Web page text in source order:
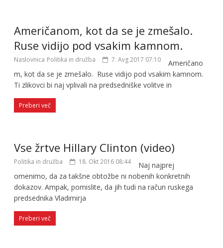
Američanom, kot da se je zmešalo.
Ruse vidijo pod vsakim kamnom.
Naslovnica Politika in družba 7. Avg 2017 07:10
Američano
m, kot da se je zmešalo. Ruse vidijo pod vsakim kamnom.
Ti zlikovci bi naj vplivali na predsedniške volitve in
Preberi več
Vse žrtve Hillary Clinton (video)
Politika in družba 18. Okt 2016 08:44
Naj najprej
omenimo, da za takšne obtožbe ni nobenih konkretnih
dokazov. Ampak, pomislite, da jih tudi na račun ruskega
predsednika Vladimirja
Preberi več